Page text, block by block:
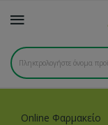
Online Φαρμακείο